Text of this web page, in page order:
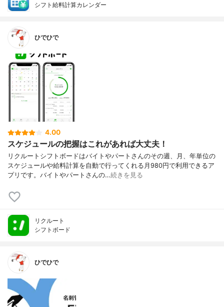
シフト給料計算カレンダー
ひでひで
4.00
スケジュールの把握はこれがあれば大丈夫！
リクルートシフトボードはバイトやパートさんのその週、月、年単位の
スケジュールや給料計算を自動で行ってくれる月980円で利用できるア
プリです。バイトやパートさんの…続きを見る
リクルート
シフトボード
ひでひで